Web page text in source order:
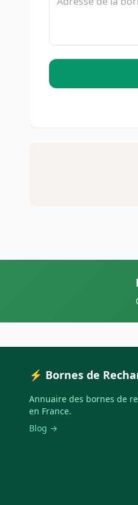
⚡ Bornes de
Annuaire des bornes de
en France.
Blog →